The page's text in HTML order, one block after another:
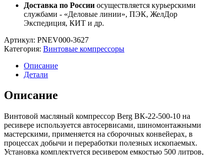
Доставка по России осуществляется курьерскими
службами - «Деловые линии», ПЭК, ЖелДор
Экспедиция, КИТ и др.
Артикул: PNEV000-3627
Категория: Винтовые компрессоры
Описание
Детали
Описание
Винтовой масляный компрессор Berg ВК-22-500-10 на
ресивере используется автосервисами, шиномонтажными
мастерскими, применяется на сборочных конвейерах, в
процессах добычи и переработки полезных ископаемых.
Установка комплектуется ресивером емкостью 500 литров,